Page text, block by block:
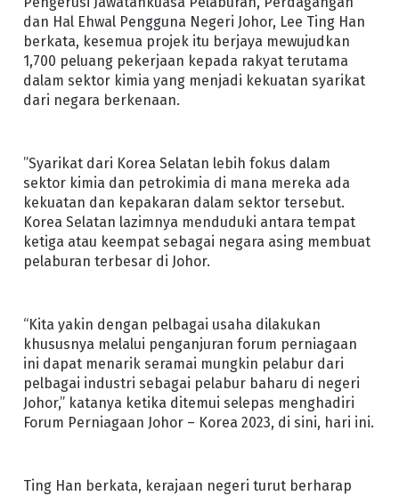
dan Hal Ehwal Pengguna Negeri Johor, Lee Ting Han
berkata, kesemua projek itu berjaya mewujudkan
1,700 peluang pekerjaan kepada rakyat terutama
dalam sektor kimia yang menjadi kekuatan syarikat
dari negara berkenaan.
”Syarikat dari Korea Selatan lebih fokus dalam
sektor kimia dan petrokimia di mana mereka ada
kekuatan dan kepakaran dalam sektor tersebut.
Korea Selatan lazimnya menduduki antara tempat
ketiga atau keempat sebagai negara asing membuat
pelaburan terbesar di Johor.
“Kita yakin dengan pelbagai usaha dilakukan
khususnya melalui penganjuran forum perniagaan
ini dapat menarik seramai mungkin pelabur dari
pelbagai industri sebagai pelabur baharu di negeri
Johor,” katanya ketika ditemui selepas menghadiri
Forum Perniagaan Johor – Korea 2023, di sini, hari ini.
Ting Han berkata, kerajaan negeri turut berharap